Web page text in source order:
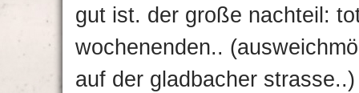
gut ist. der große nachteil:
wochenenden..
auf der gladbacher strasse..)